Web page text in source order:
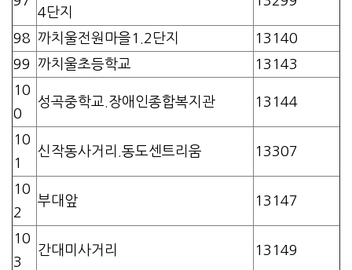
4단지
98 까치울전원마을1.2단지
13140
99
까치울초등학교
13143
10
0
성곡중학교.장애인종합복지관 13144
10
1
신작동사거리.동도센트리움 13307
10
2
부대앞 13147
10
3
간대미사거리 13149